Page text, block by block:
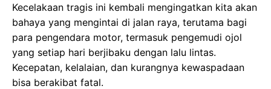
Kecelakaan tragis ini kembali mengingatkan kita akan
bahaya yang mengintai di jalan raya, terutama bagi
para pengendara motor, termasuk pengemudi ojol
yang setiap hari berjibaku dengan lalu lintas.
Kecepatan, kelalaian, dan kurangnya kewaspadaan
bisa berakibat fatal.